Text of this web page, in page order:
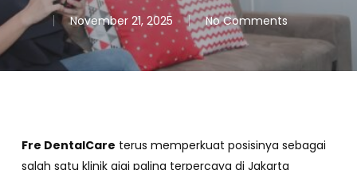
November 21, 2025 No Comments
Fre DentalCare terus memperkuat posisinya sebagai
salah satu klinik gigi paling terpercaya di Jakarta